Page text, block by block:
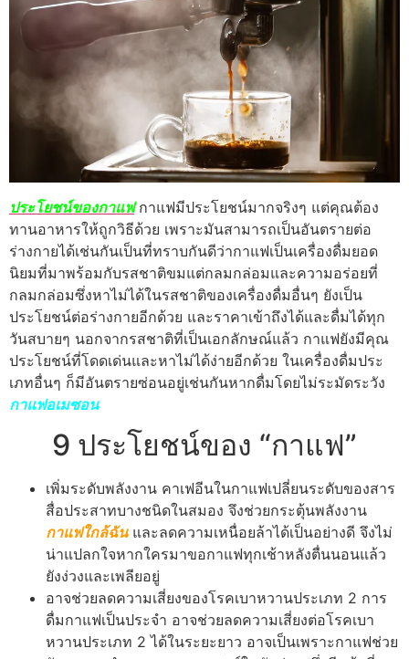
ประโยชน์ของกาแฟกาแฟมีประโยชน์มากจริงๆ แต่คุณต้อง
ทานอาหารให้ถูกวิธีด้วย เพราะมันสามารถเป็นอันตรายต่อ
ร่างกายได้เช่นกันเป็นที่ทราบกันดีว่ากาแฟเป็นเครื่องดื่มยอด
นิยมที่มาพร้อมกับรสชาติขมแต่กลมกล่อมและความอร่อยที่
กลมกล่อมซึ่งหาไม่ได้ในรสชาติของเครื่องดื่มอื่นๆ ยังเป็น
ประโยชน์ต่อร่างกายอีกด้วย และราคาเข้าถึงได้และดื่มได้ทุก
วันสบายๆ นอกจากรสชาติที่เป็นเอกลักษณ์แล้ว กาแฟยังมีคุณ
ประโยชน์ที่โดดเด่นและหาไม่ได้ง่ายอีกด้วย ในเครื่องดื่มประ
เภทอื่นๆ ก็มีอันตรายซ่อนอยู่เช่นกันหากดื่มโดยไม่ระมัดระวัง
กาแฟอเมซอน
9 ประโยชน์ของ “กาแฟ”
เพิ่มระดับพลังงาน คาเฟอีนในกาแฟเปลี่ยนระดับของสาร
สื่อประสาทบางชนิดในสมอง จึงช่วยกระตุ้นพลังงาน
กาแฟใกล้ฉันและลดความเหนื่อยล้าได้เป็นอย่างดี จึงไม่
น่าแปลกใจหากใครมาขอกาแฟทุกเช้าหลังตื่นนอนแล้ว
ยังง่วงและเพลียอยู่
อาจช่วยลดความเสี่ยงของโรคเบาหวานประเภท 2 การ
ดื่มกาแฟเป็นประจำ อาจช่วยลดความเสี่ยงต่อโรคเบา
หวานประเภท 2 ได้ในระยะยาว อาจเป็นเพราะกาแฟช่วย